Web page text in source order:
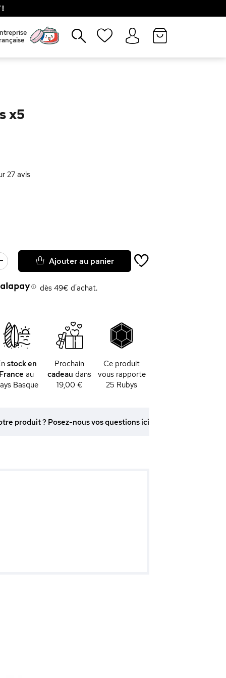
!
x5
27avis
dès 49€ d'achat.
Ajouter au panier
stock en
France au
Basque
Prochain
cadeau dans
19,00 €
Ce produit
vous rapporte
25 Rubys
produit ? Posez-nous vos questions ici